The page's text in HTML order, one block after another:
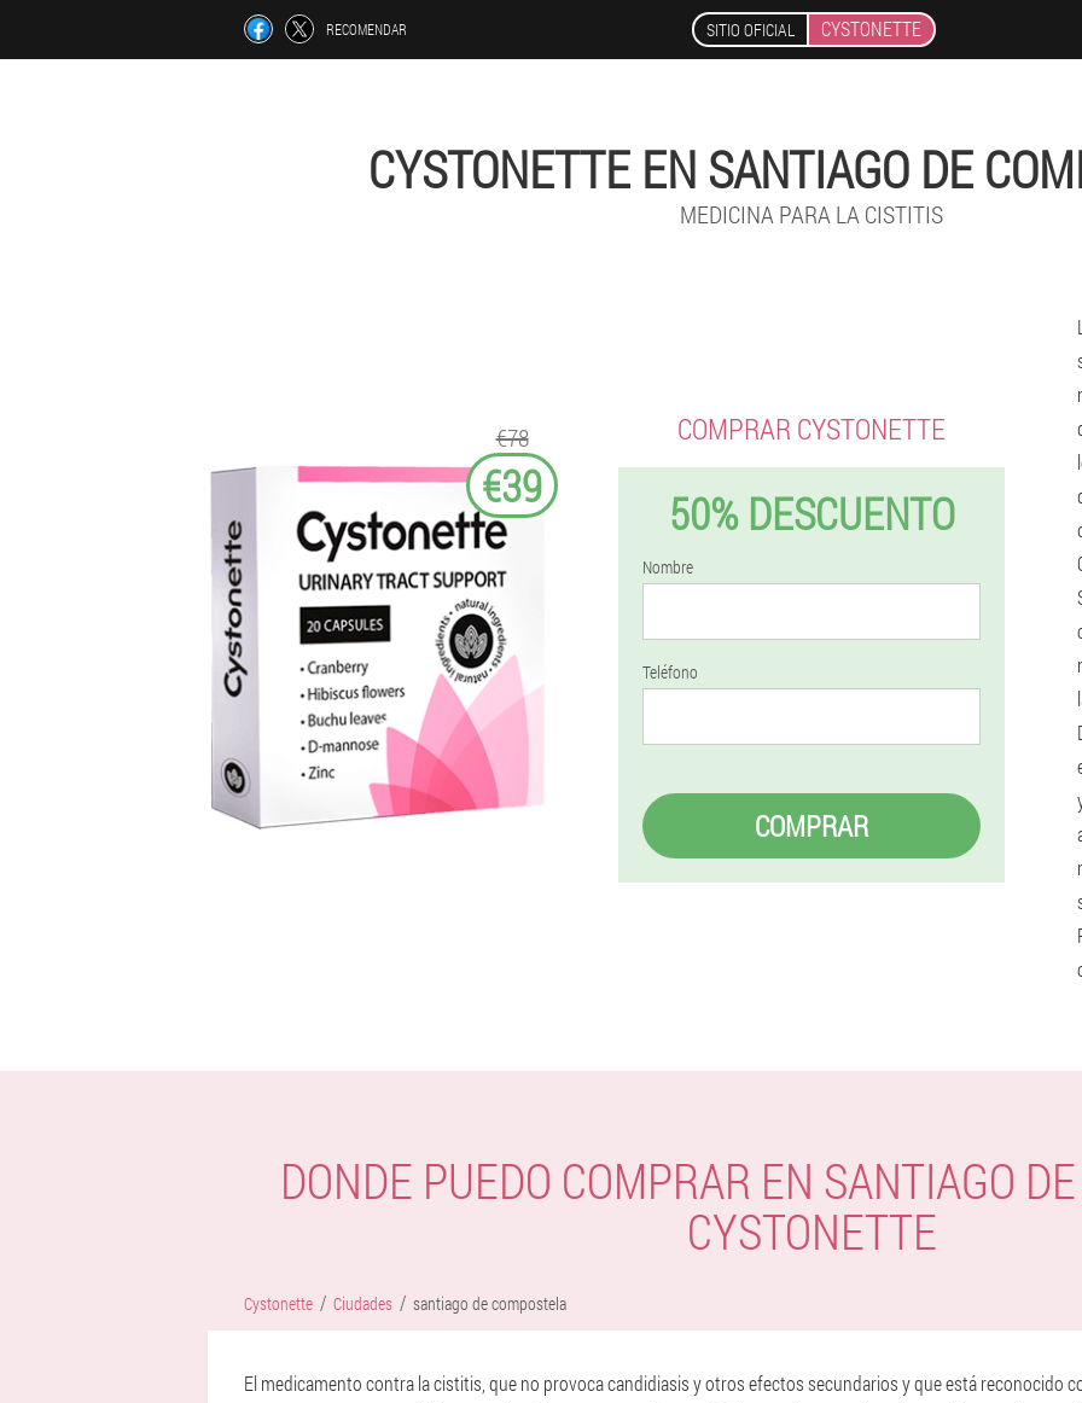
RECOMENDAR SITIO OFICIAL CYSTONETTE
CYSTONETTE EN SANTIAGO DE
MEDICINA PARA LA CISTITIS
€78
€39
COMPRAR CYSTONETTE
50% DESCUENTO
Nombre
Teléfono
COMPRAR
DONDE PUEDO COMPRAR EN SANTIAGO
CYSTONETTE
Cystonette Ciudades santiago de compostela
El medicamento contra la cistitis, que no provoca candidiasis y otros efectos secundarios y que está reconocido